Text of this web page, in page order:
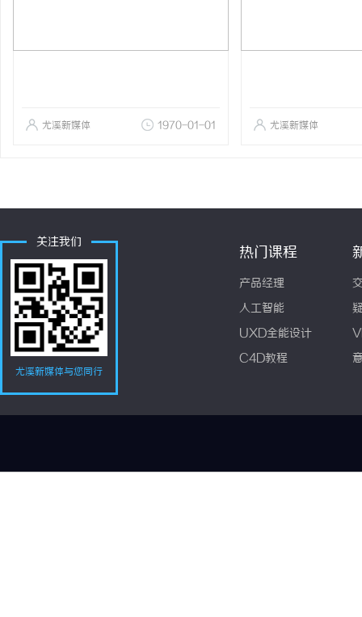
尤溪新媒体 1970-01-01 尤溪新媒体
关注我们
尤溪新媒体与您同行
热门课程
产品经理
人工智能
UXD全能设计
C4D教程